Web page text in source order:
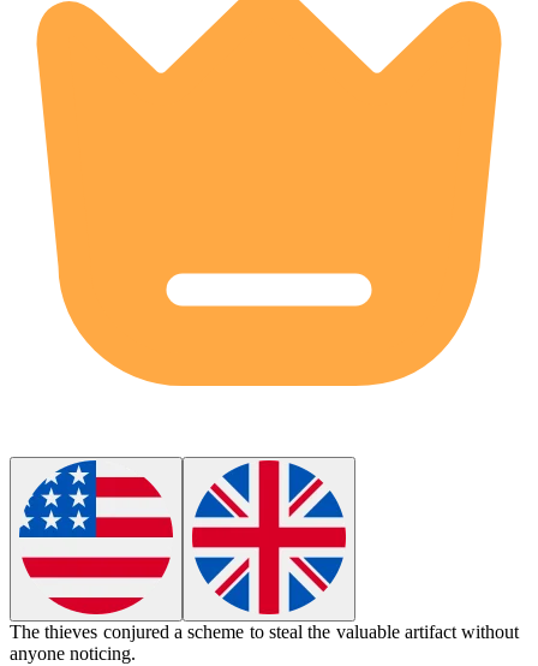
The thieves conjured a scheme to steal the valuable artifact without
anyone noticing.